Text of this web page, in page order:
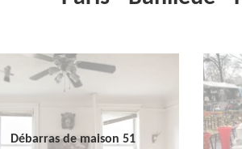
Débarras de maison 51